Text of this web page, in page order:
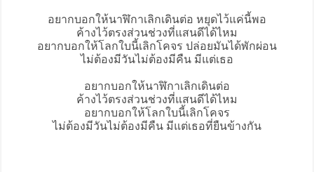
อยากบอกให้นาฬิกาเลิกเดินต่อ หยุดไว้แค่นี้พอ
ค้างไว้ตรงส่วนช่วงที่แสนดีได้ไหม
อยากบอกให้โลกใบนี้เลิกโคจร ปล่อยมันได้พักผ่อน
ไม่ต้องมีวันไม่ต้องมีคืน มีแต่เธอ
อยากบอกให้นาฬิกาเลิกเดินต่อ
ค้างไว้ตรงส่วนช่วงที่แสนดีได้ไหม
อยากบอกให้โลกใบนี้เลิกโคจร
ไม่ต้องมีวันไม่ต้องมีคืน มีแต่เธอที่ยืนข้างกัน